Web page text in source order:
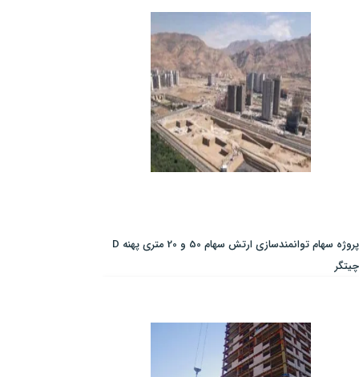
پروژه سهام توانمندسازی ارتش سهام 50 و 20 متری پهنه D
چیتگر